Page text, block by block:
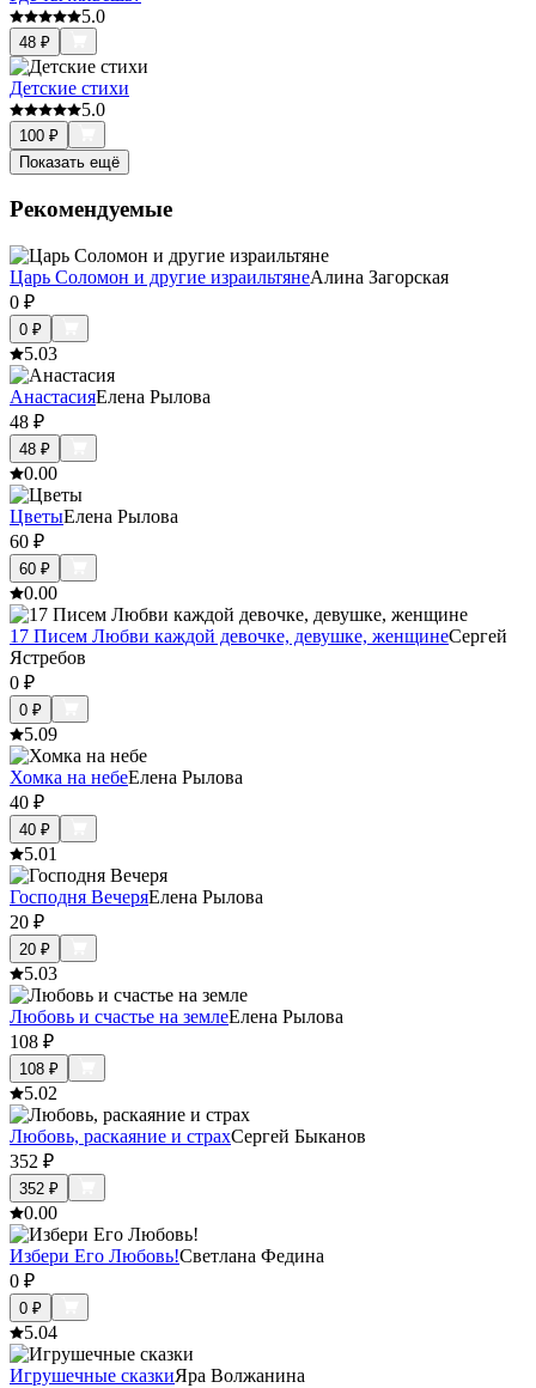
5.0
48 ₽
Детские стихи
5.0
100 ₽
Показать ещё
Рекомендуемые
Царь Соломон и другие израильтянеАлина Загорская
0 ₽
0 ₽
5.03
АнастасияЕлена Рылова
48 ₽
48 ₽
0.00
ЦветыЕлена Рылова
60 ₽
60 ₽
0.00
17 Писем Любви каждой девочке, девушке, женщинеСергей
Ястребов
0 ₽
0 ₽
5.09
Хомка на небеЕлена Рылова
40 ₽
40 ₽
5.01
Господня ВечеряЕлена Рылова
20 ₽
20 ₽
5.03
Любовь и счастье на землеЕлена Рылова
108 ₽
108 ₽
5.02
Любовь, раскаяние и страхСергей Быканов
352 ₽
352 ₽
0.00
Избери Его Любовь!Светлана Федина
0 ₽
0 ₽
5.04
Игрушечные сказкиЯра Волжанина